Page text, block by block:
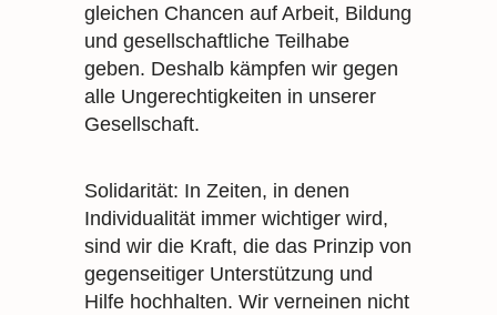
gleichen Chancen auf Arbeit, Bildung
und gesellschaftliche Teilhabe
geben. Deshalb kämpfen wir gegen
alle Ungerechtigkeiten in unserer
Gesellschaft.
Solidarität: In Zeiten, in denen
Individualität immer wichtiger wird,
sind wir die Kraft, die das Prinzip von
gegenseitiger Unterstützung und
Hilfe hochhalten. Wir verneinen nicht